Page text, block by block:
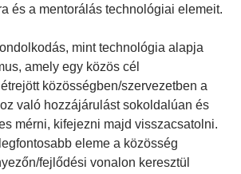
és a mentorálás technológiai elemeit.
mint technológia alapja
amely egy közös cél
közösségben/szervezetben a
való hozzájárulást sokoldalúan és
mérni, kifejezni majd visszacsatolni.
eleme a közösség
fejlődési vonalon keresztül